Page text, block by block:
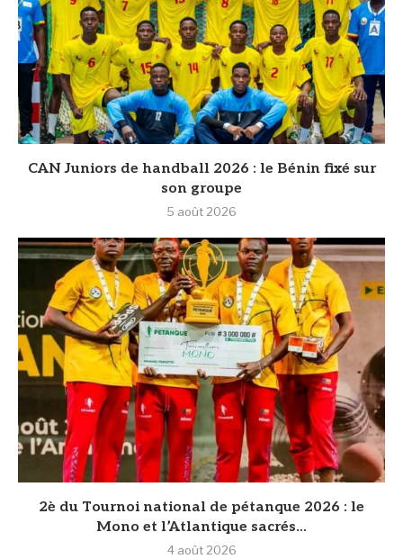
CAN Juniors de handball 2026 : le Bénin fixé sur
son groupe
5 août 2026
2è du Tournoi national de pétanque 2026 : le
Mono et l’Atlantique sacrés...
4 août 2026